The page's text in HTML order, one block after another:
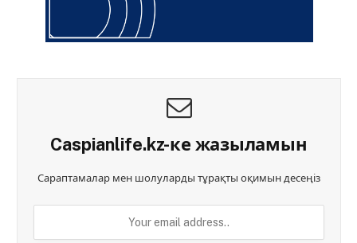
Caspianlife.kz-ке жазыламын
Сараптамалар мен шолуларды тұрақты оқимын десеңіз